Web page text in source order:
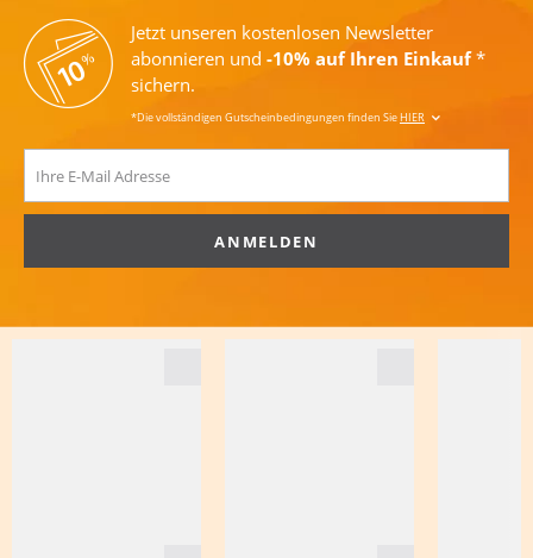
Jetzt unseren kostenlosen Newsletter
abonnieren und -10% auf Ihren Einkauf*
sichern.
*Die vollständigen Gutscheinbedingungen finden SieHIER
ANMELDEN